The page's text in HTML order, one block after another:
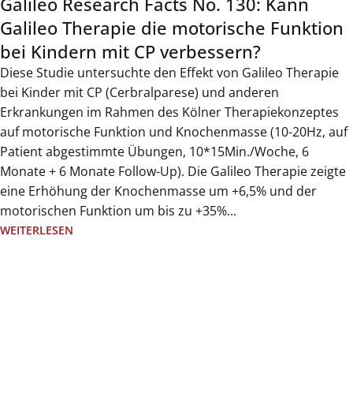
Galileo Therapie die motorische Funktion
bei Kindern mit CP verbessern?
Diese Studie untersuchte den Effekt von Galileo Therapie
bei Kinder mit CP (Cerbralparese) und anderen
Erkrankungen im Rahmen des Kölner Therapiekonzeptes
auf motorische Funktion und Knochenmasse (10-20Hz, auf
Patient abgestimmte Übungen, 10*15Min./Woche, 6
Monate + 6 Monate Follow-Up). Die Galileo Therapie zeigte
eine Erhöhung der Knochenmasse um +6,5% und der
motorischen Funktion um bis zu +35%...
WEITERLESEN